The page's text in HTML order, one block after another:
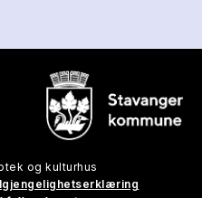
og kulturhus